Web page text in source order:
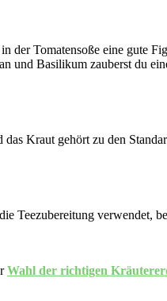
der Tomatensoße eine gute
und Basilikum zauberst du
das Kraut gehört zu den
Teezubereitung verwendet,
Wahl der richtigen